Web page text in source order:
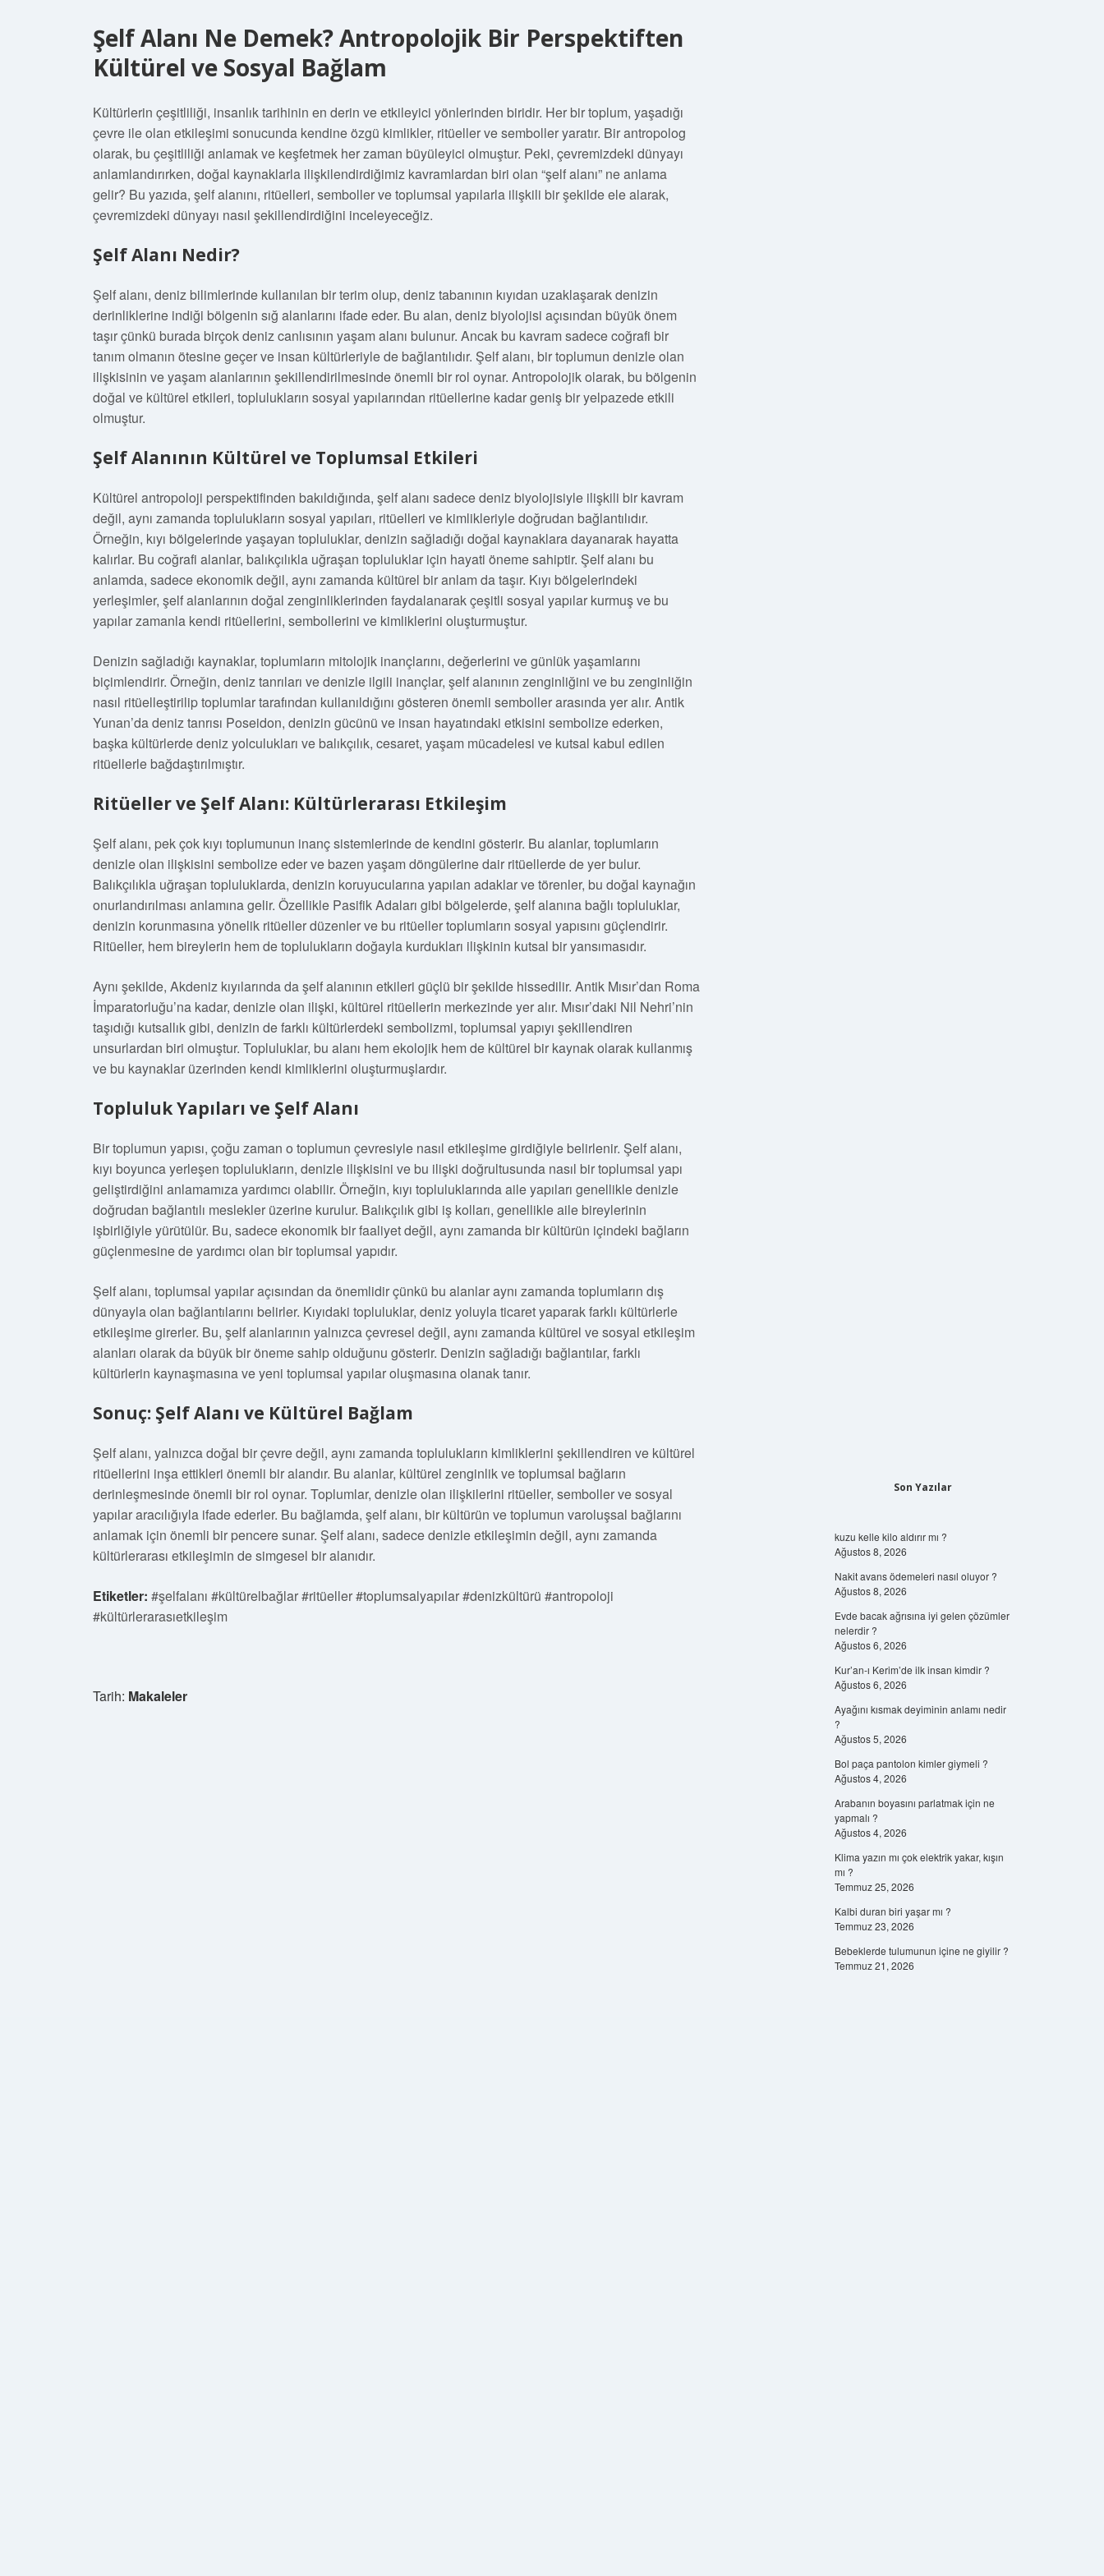
Şelf Alanı Ne Demek? Antropolojik Bir Perspektiften
Kültürel ve Sosyal Bağlam
Kültürlerin çeşitliliği, insanlık tarihinin en derin ve etkileyici yönlerinden biridir. Her bir toplum, yaşadığı
çevre ile olan etkileşimi sonucunda kendine özgü kimlikler, ritüeller ve semboller yaratır. Bir antropolog
olarak, bu çeşitliliği anlamak ve keşfetmek her zaman büyüleyici olmuştur. Peki, çevremizdeki dünyayı
anlamlandırırken, doğal kaynaklarla ilişkilendirdiğimiz kavramlardan biri olan “şelf alanı” ne anlama
gelir? Bu yazıda, şelf alanını, ritüelleri, semboller ve toplumsal yapılarla ilişkili bir şekilde ele alarak,
çevremizdeki dünyayı nasıl şekillendirdiğini inceleyeceğiz.
Şelf Alanı Nedir?
Şelf alanı, deniz bilimlerinde kullanılan bir terim olup, deniz tabanının kıyıdan uzaklaşarak denizin
derinliklerine indiği bölgenin sığ alanlarını ifade eder. Bu alan, deniz biyolojisi açısından büyük önem
taşır çünkü burada birçok deniz canlısının yaşam alanı bulunur. Ancak bu kavram sadece coğrafi bir
tanım olmanın ötesine geçer ve insan kültürleriyle de bağlantılıdır. Şelf alanı, bir toplumun denizle olan
ilişkisinin ve yaşam alanlarının şekillendirilmesinde önemli bir rol oynar. Antropolojik olarak, bu bölgenin
doğal ve kültürel etkileri, toplulukların sosyal yapılarından ritüellerine kadar geniş bir yelpazede etkili
olmuştur.
Şelf Alanının Kültürel ve Toplumsal Etkileri
Kültürel antropoloji perspektifinden bakıldığında, şelf alanı sadece deniz biyolojisiyle ilişkili bir kavram
değil, aynı zamanda toplulukların sosyal yapıları, ritüelleri ve kimlikleriyle doğrudan bağlantılıdır.
Örneğin, kıyı bölgelerinde yaşayan topluluklar, denizin sağladığı doğal kaynaklara dayanarak hayatta
kalırlar. Bu coğrafi alanlar, balıkçılıkla uğraşan topluluklar için hayati öneme sahiptir. Şelf alanı bu
anlamda, sadece ekonomik değil, aynı zamanda kültürel bir anlam da taşır. Kıyı bölgelerindeki
yerleşimler, şelf alanlarının doğal zenginliklerinden faydalanarak çeşitli sosyal yapılar kurmuş ve bu
yapılar zamanla kendi ritüellerini, sembollerini ve kimliklerini oluşturmuştur.
Denizin sağladığı kaynaklar, toplumların mitolojik inançlarını, değerlerini ve günlük yaşamlarını
biçimlendirir. Örneğin, deniz tanrıları ve denizle ilgili inançlar, şelf alanının zenginliğini ve bu zenginliğin
nasıl ritüelleştirilip toplumlar tarafından kullanıldığını gösteren önemli semboller arasında yer alır. Antik
Yunan’da deniz tanrısı Poseidon, denizin gücünü ve insan hayatındaki etkisini sembolize ederken,
başka kültürlerde deniz yolculukları ve balıkçılık, cesaret, yaşam mücadelesi ve kutsal kabul edilen
ritüellerle bağdaştırılmıştır.
Ritüeller ve Şelf Alanı: Kültürlerarası Etkileşim
Şelf alanı, pek çok kıyı toplumunun inanç sistemlerinde de kendini gösterir. Bu alanlar, toplumların
denizle olan ilişkisini sembolize eder ve bazen yaşam döngülerine dair ritüellerde de yer bulur.
Balıkçılıkla uğraşan topluluklarda, denizin koruyucularına yapılan adaklar ve törenler, bu doğal kaynağın
onurlandırılması anlamına gelir. Özellikle Pasifik Adaları gibi bölgelerde, şelf alanına bağlı topluluklar,
denizin korunmasına yönelik ritüeller düzenler ve bu ritüeller toplumların sosyal yapısını güçlendirir.
Ritüeller, hem bireylerin hem de toplulukların doğayla kurdukları ilişkinin kutsal bir yansımasıdır.
Aynı şekilde, Akdeniz kıyılarında da şelf alanının etkileri güçlü bir şekilde hissedilir. Antik Mısır’dan Roma
İmparatorluğu’na kadar, denizle olan ilişki, kültürel ritüellerin merkezinde yer alır. Mısır’daki Nil Nehri’nin
taşıdığı kutsallık gibi, denizin de farklı kültürlerdeki sembolizmi, toplumsal yapıyı şekillendiren
unsurlardan biri olmuştur. Topluluklar, bu alanı hem ekolojik hem de kültürel bir kaynak olarak kullanmış
ve bu kaynaklar üzerinden kendi kimliklerini oluşturmuşlardır.
Topluluk Yapıları ve Şelf Alanı
Bir toplumun yapısı, çoğu zaman o toplumun çevresiyle nasıl etkileşime girdiğiyle belirlenir. Şelf alanı,
kıyı boyunca yerleşen toplulukların, denizle ilişkisini ve bu ilişki doğrultusunda nasıl bir toplumsal yapı
geliştirdiğini anlamamıza yardımcı olabilir. Örneğin, kıyı topluluklarında aile yapıları genellikle denizle
doğrudan bağlantılı meslekler üzerine kurulur. Balıkçılık gibi iş kolları, genellikle aile bireylerinin
işbirliğiyle yürütülür. Bu, sadece ekonomik bir faaliyet değil, aynı zamanda bir kültürün içindeki bağların
güçlenmesine de yardımcı olan bir toplumsal yapıdır.
Şelf alanı, toplumsal yapılar açısından da önemlidir çünkü bu alanlar aynı zamanda toplumların dış
dünyayla olan bağlantılarını belirler. Kıyıdaki topluluklar, deniz yoluyla ticaret yaparak farklı kültürlerle
etkileşime girerler. Bu, şelf alanlarının yalnızca çevresel değil, aynı zamanda kültürel ve sosyal etkileşim
alanları olarak da büyük bir öneme sahip olduğunu gösterir. Denizin sağladığı bağlantılar, farklı
kültürlerin kaynaşmasına ve yeni toplumsal yapılar oluşmasına olanak tanır.
Sonuç: Şelf Alanı ve Kültürel Bağlam
Şelf alanı, yalnızca doğal bir çevre değil, aynı zamanda toplulukların kimliklerini şekillendiren ve kültürel
ritüellerini inşa ettikleri önemli bir alandır. Bu alanlar, kültürel zenginlik ve toplumsal bağların
derinleşmesinde önemli bir rol oynar. Toplumlar, denizle olan ilişkilerini ritüeller, semboller ve sosyal
yapılar aracılığıyla ifade ederler. Bu bağlamda, şelf alanı, bir kültürün ve toplumun varoluşsal bağlarını
anlamak için önemli bir pencere sunar. Şelf alanı, sadece denizle etkileşimin değil, aynı zamanda
kültürlerarası etkileşimin de simgesel bir alanıdır.
Etiketler: #şelfalanı #kültürelbağlar #ritüeller #toplumsalyapılar #denizkültürü #antropoloji
#kültürlerarasıetkileşim
Tarih: Makaleler
Son Yazılar
kuzu kelle kilo aldırır mı ?
Ağustos 8, 2026
Nakit avans ödemeleri nasıl oluyor ?
Ağustos 8, 2026
Evde bacak ağrısına iyi gelen çözümler
nelerdir ?
Ağustos 6, 2026
Kur’an-ı Kerim’de ilk insan kimdir ?
Ağustos 6, 2026
Ayağını kısmak deyiminin anlamı nedir
?
Ağustos 5, 2026
Bol paça pantolon kimler giymeli ?
Ağustos 4, 2026
Arabanın boyasını parlatmak için ne
yapmalı ?
Ağustos 4, 2026
Klima yazın mı çok elektrik yakar, kışın
mı ?
Temmuz 25, 2026
Kalbi duran biri yaşar mı ?
Temmuz 23, 2026
Bebeklerde tulumunun içine ne giyilir ?
Temmuz 21, 2026